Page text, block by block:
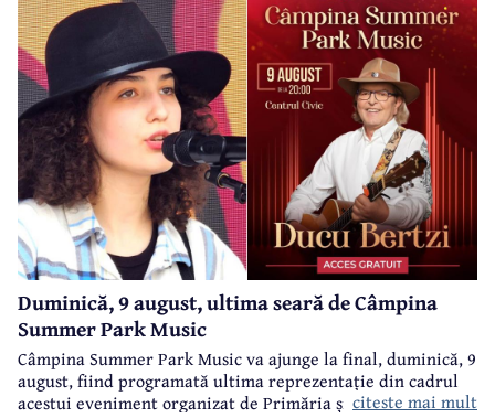
Duminică, 9 august, ultima seară de Câmpina
Summer Park Music
Câmpina Summer Park Music va ajunge la final, duminică, 9
august, fiind programată ultima reprezentație din cadrul
acestui eveniment organizat de Primăria și Consiliul Local
citeste mai mult